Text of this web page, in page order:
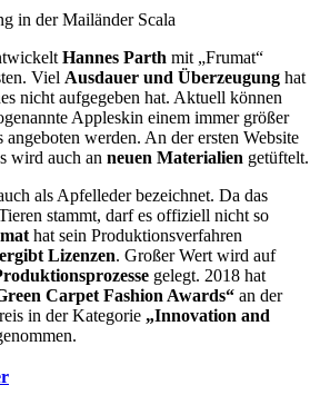
in der Mailänder Scala
Hannes Parth mit „Frumat“
Viel Ausdauer und Überzeugung hat
nicht aufgegeben hat. Aktuell können
Appleskin einem immer größer
werden. An der ersten Website
wird auch an neuen Materialien getüftelt.
als Apfelleder bezeichnet. Da das
stammt, darf es offiziell nicht so
hat sein Produktionsverfahren
Lizenzen. Großer Wert wird auf
gelegt. 2018 hat
Carpet Fashion Awards“ an der
in der Kategorie „Innovation and